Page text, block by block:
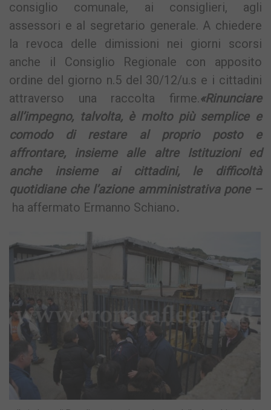
consiglio comunale, ai consiglieri, agli
assessori e al segretario generale. A chiedere
la revoca delle dimissioni nei giorni scorsi
anche il Consiglio Regionale con apposito
ordine del giorno n.5 del 30/12/u.s e i cittadini
attraverso una raccolta firme.«Rinunciare
all’impegno, talvolta, è molto più semplice e
comodo di restare al proprio posto e
affrontare, insieme alle altre Istituzioni ed
anche insieme ai cittadini, le difficoltà
quotidiane che l’azione amministrativa pone –
ha affermato Ermanno Schiano.